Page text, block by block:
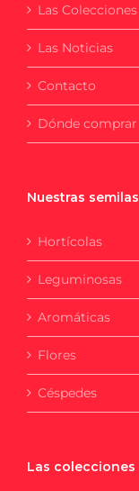
Las Colecciones
Las Noticias
Contacto
Dónde comprar
Nuestras semilas
Hortícolas
Leguminosas
Aromáticas
Flores
Céspedes
Las colecciones